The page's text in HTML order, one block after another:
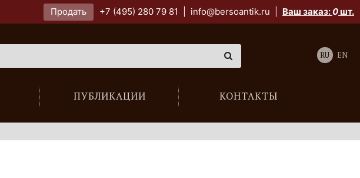
Продать +7 (495) 280 79 81 info@bersoantik.ru Ваш заказ:0шт.
ПУБЛИКАЦИИ КОНТАКТЫ
RU EN